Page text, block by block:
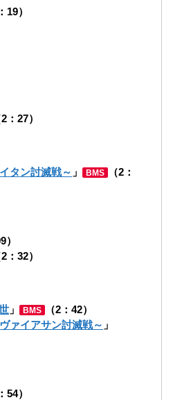
19）
2：27）
タン討滅戦～ 」 BMS
（2：
）
2：32）
」 BMS
（2：42）
ァイアサン討滅戦～ 」
54）